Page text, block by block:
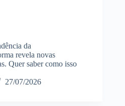
da
revela novas
Quer saber como isso
27/07/2026